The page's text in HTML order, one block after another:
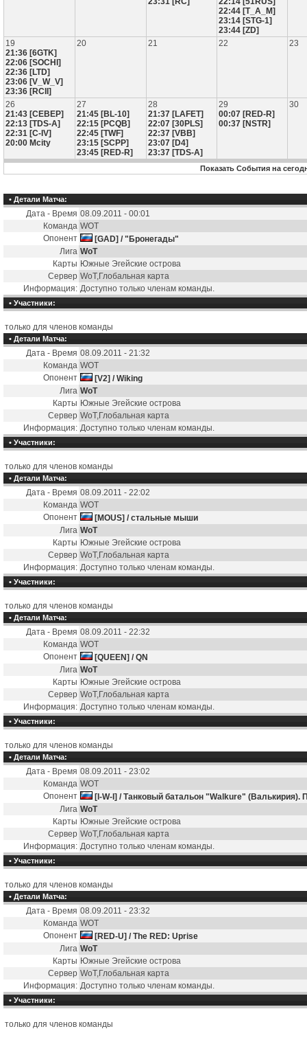
22:44 [T_A_M]
23:14 [STG-1]
23:44 [ZD]
19
21:36 [6GTK]
22:06 [SOCHI]
22:36 [LTD]
23:06 [V_W_V]
23:36 [RCII]
20 21 22 23
26
21:43 [CEBEP]
22:13 [TDS-A]
22:31 [C-IV]
20:00 Mcity
27
21:45 [BL-10]
22:15 [PCQB]
22:45 [TWF]
23:15 [SCPP]
23:45 [RED-R]
28
21:37 [LAFET]
22:07 [30PLS]
22:37 [VBB]
23:07 [D4]
23:37 [TDS-A]
29
00:07 [RED-R]
00:37 [NSTR]
30
Показать События на
• Детали Матча:
Дата - Время 08.09.2011 - 00:01
Команда WOT
Опонент
[GAD] / "Бронегады"
Лига WoT
Карты Южные Эгейские острова
Сервер WoT,Глобальная карта
Информация: Доступно только членам команды.
• Участники:
только для членов команды
• Детали Матча:
Дата - Время 08.09.2011 - 21:32
Команда WOT
Опонент
[V2] / Wiking
Лига WoT
Карты Южные Эгейские острова
Сервер WoT,Глобальная карта
Информация: Доступно только членам команды.
• Участники:
только для членов команды
• Детали Матча:
Дата - Время 08.09.2011 - 22:02
Команда WOT
Опонент
[MOUS] / стальные мыши
Лига WoT
Карты Южные Эгейские острова
Сервер WoT,Глобальная карта
Информация: Доступно только членам команды.
• Участники:
только для членов команды
• Детали Матча:
Дата - Время 08.09.2011 - 22:32
Команда WOT
Опонент
[QUEEN] / QN
Лига WoT
Карты Южные Эгейские острова
Сервер WoT,Глобальная карта
Информация: Доступно только членам команды.
• Участники:
только для членов команды
• Детали Матча:
Дата - Время 08.09.2011 - 23:02
Команда WOT
Опонент
[I-W-I] / Танковый батальон "Walkure" (Валькирия).
Лига WoT
Карты Южные Эгейские острова
Сервер WoT,Глобальная карта
Информация: Доступно только членам команды.
• Участники:
только для членов команды
• Детали Матча:
Дата - Время 08.09.2011 - 23:32
Команда WOT
Опонент
[RED-U] / The RED: Uprise
Лига WoT
Карты Южные Эгейские острова
Сервер WoT,Глобальная карта
Информация: Доступно только членам команды.
• Участники:
только для членов команды